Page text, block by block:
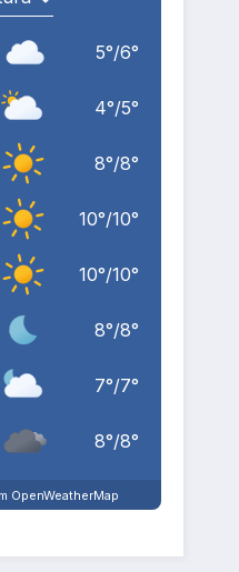
5°/6°
4°/5°
8°/8°
10°/10°
10°/10°
8°/8°
7°/7°
8°/8°
OpenWeatherMap